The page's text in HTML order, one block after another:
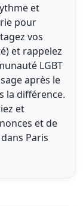
et
pour
vos
et rappelez
LGBT
après le
la différence.
et
et de
Paris